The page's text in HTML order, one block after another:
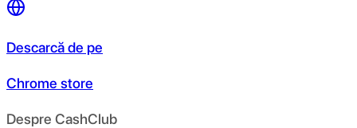
Descarcă de pe
Chrome store
Despre CashClub